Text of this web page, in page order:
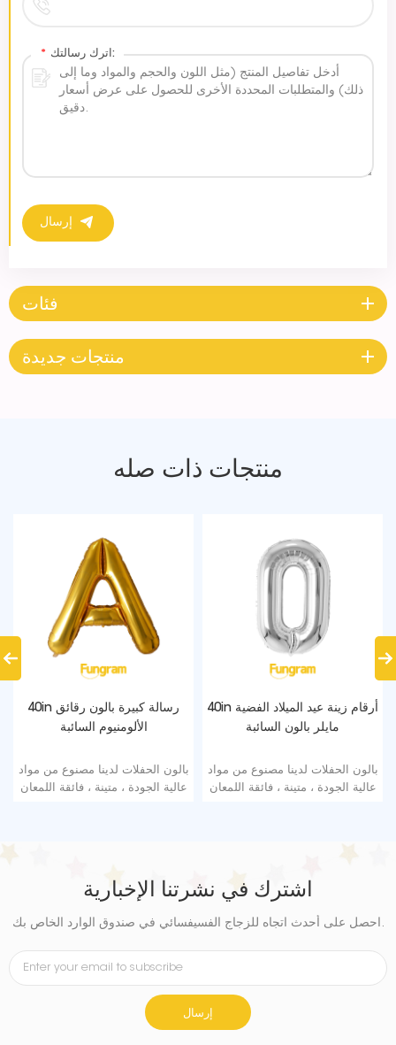
* اترك رسالتك:
إرسال
فئات
منتجات جديدة
منتجات ذات صله
40in رسالة كبيرة بالون رقائق
الألومنيوم السائبة
بالون الحفلات لدينا مصنوع من مواد
عالية الجودة ، متينة ، فائقة اللمعان
40in أرقام زينة عيد الميلاد الفضية
مايلر بالون السائبة
بالون الحفلات لدينا مصنوع من مواد
عالية الجودة ، متينة ، فائقة اللمعان
اشترك في نشرتنا الإخبارية
احصل على أحدث اتجاه للزجاج الفسيفسائي في صندوق الوارد الخاص بك.
إرسال